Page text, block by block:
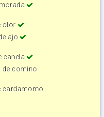
olor
ajo
canela
de comino
cardamomo